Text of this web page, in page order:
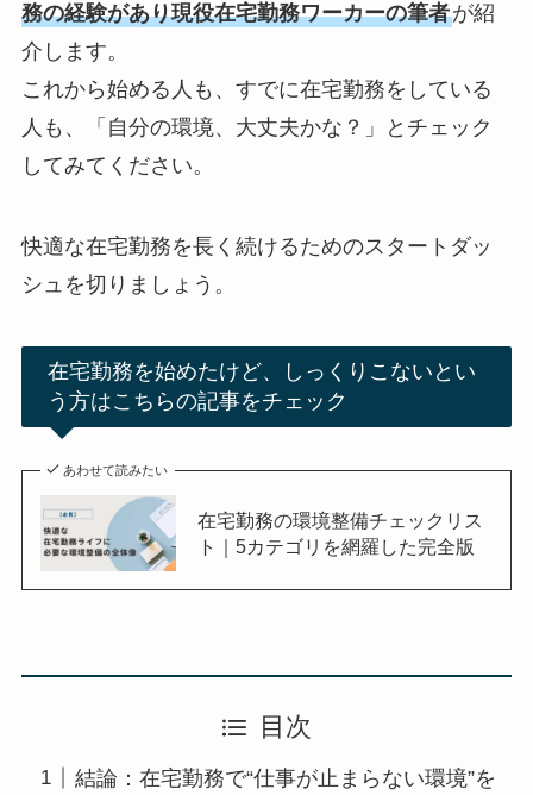
務の経験があり現役在宅勤務ワーカーの筆者が紹
介します。
これから始める人も、すでに在宅勤務をしている
人も、「自分の環境、大丈夫かな？」とチェック
してみてください。
快適な在宅勤務を長く続けるためのスタートダッ
シュを切りましょう。
在宅勤務を始めたけど、しっくりこないとい
う方はこちらの記事をチェック
あわせて読みたい
在宅勤務の環境整備チェックリス
ト｜5カテゴリを網羅した完全版
目次
結論：在宅勤務で“仕事が止まらない環境”を